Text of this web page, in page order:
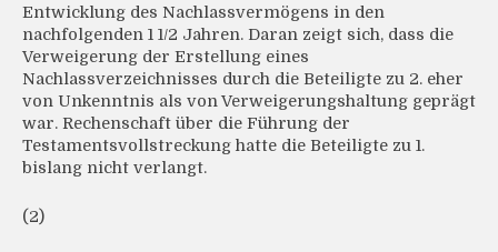
Entwicklung des Nachlassvermögens in den
nachfolgenden 1 1/2 Jahren. Daran zeigt sich, dass die
Verweigerung der Erstellung eines
Nachlassverzeichnisses durch die Beteiligte zu 2. eher
von Unkenntnis als von Verweigerungshaltung geprägt
war. Rechenschaft über die Führung der
Testamentsvollstreckung hatte die Beteiligte zu 1.
bislang nicht verlangt.
(2)